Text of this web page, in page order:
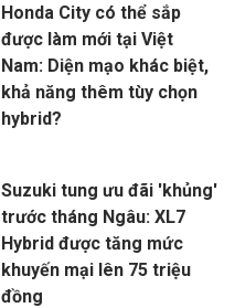
Honda City có thể sắp
được làm mới tại Việt
Nam: Diện mạo khác biệt,
khả năng thêm tùy chọn
hybrid?
Suzuki tung ưu đãi 'khủng'
trước tháng Ngâu: XL7
Hybrid được tăng mức
khuyến mại lên 75 triệu
đồng